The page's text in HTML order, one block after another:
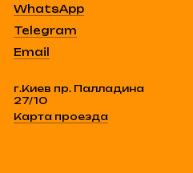
WhatsApp
Telegram
Email
г.Киев пр. Палладина
27/10
Карта проезда